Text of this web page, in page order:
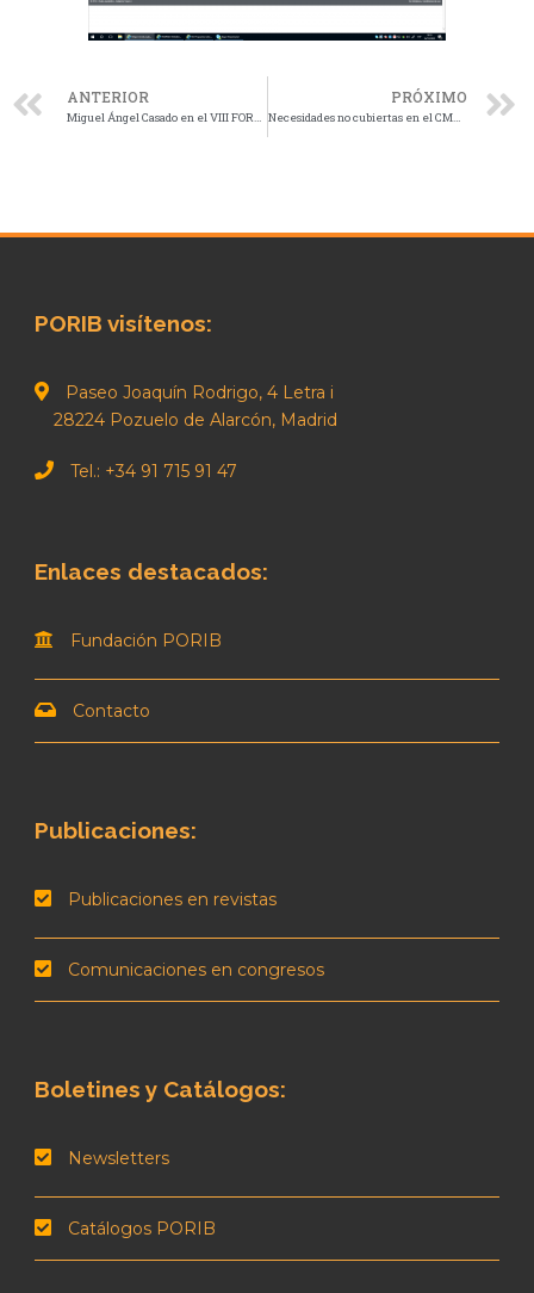
ANTERIOR
Miguel Ángel Casado en el VIII FORO ECO 2020
PRÓXIMO
Necesidades no cubiertas en el CMTN
PORIB visítenos:
Paseo Joaquín Rodrigo, 4 Letra i
28224 Pozuelo de Alarcón, Madrid
Tel.: +34 91 715 91 47
Enlaces destacados:
Fundación PORIB
Contacto
Publicaciones:
Publicaciones en revistas
Comunicaciones en congresos
Boletines y Catálogos:
Newsletters
Catálogos PORIB